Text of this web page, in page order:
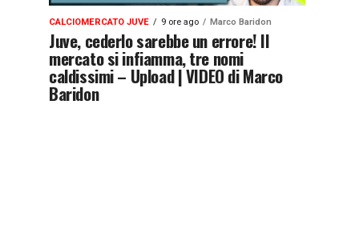
CALCIOMERCATO JUVE 9 ore ago Marco Baridon
Juve, cederlo sarebbe un errore! Il
mercato si infiamma, tre nomi
caldissimi – Upload | VIDEO di Marco
Baridon